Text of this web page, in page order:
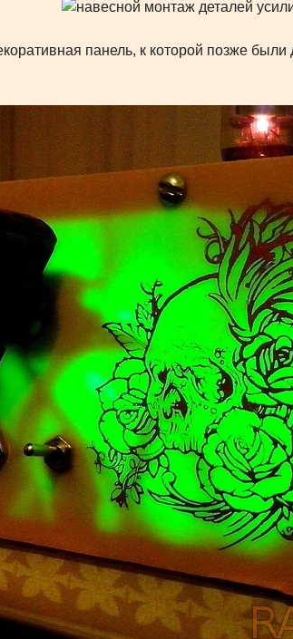
панель, к которой позже